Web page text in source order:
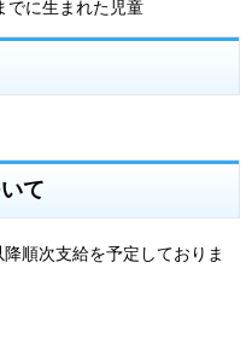
に生まれた児童
て
順次支給を予定しておりま